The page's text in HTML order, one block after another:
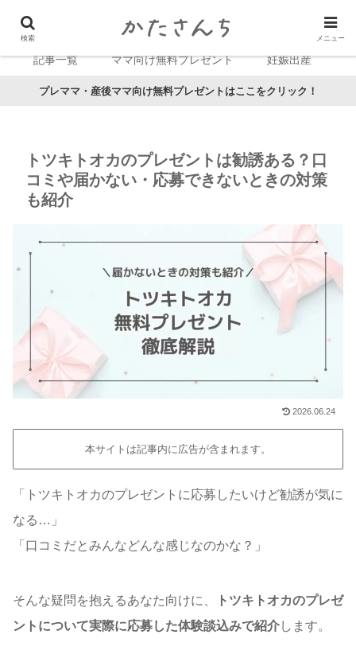
記事一覧 ママ向け無料プレゼント 妊娠出産
プレママ・産後ママ向け無料プレゼントはここをクリック！
トツキトオカのプレゼントは勧誘ある？口
コミや届かない・応募できないときの対策
も紹介
2026.06.24
本サイトは記事内に広告が含まれます。
「トツキトオカのプレゼントに応募したいけど勧誘が気に
なる…」
「口コミだとみんなどんな感じなのかな？」
そんな疑問を抱えるあなた向けに、
トツキトオカのプレゼ
ントについて実際に応募した体験談込みで紹介します。
検索 メニュー